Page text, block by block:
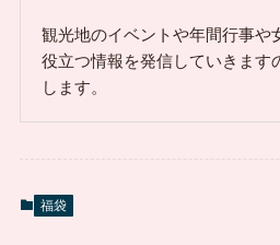
観光地のイベントや年間行事や
役立つ情報を発信していきます
します。
福袋